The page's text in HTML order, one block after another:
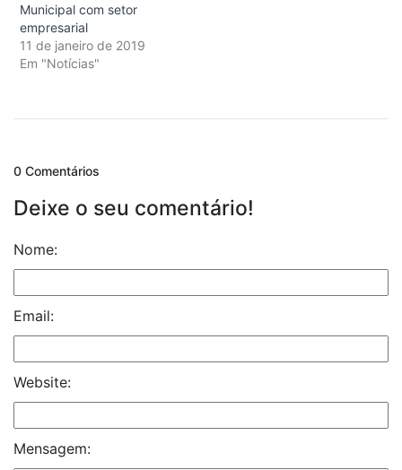
Municipal com setor
empresarial
11 de janeiro de 2019
Em "Notícias"
0 Comentários
Deixe o seu comentário!
Nome:
Email:
Website:
Mensagem: